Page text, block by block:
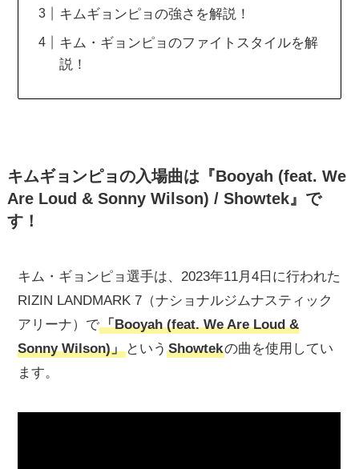
キムギョンピョの強さを解説！
キム・ギョンピョのファイトスタイルを解
説！
キムギョンピョの入場曲は『Booyah (feat. We
Are Loud & Sonny Wilson) / Showtek』で
す！
キム・ギョンピョ選手は、2023年11月4日に行われた
RIZIN LANDMARK 7（ナショナルジムナスティック
アリーナ）で「Booyah (feat. We Are Loud &
Sonny Wilson)」 というShowtekの曲を使用してい
ます。